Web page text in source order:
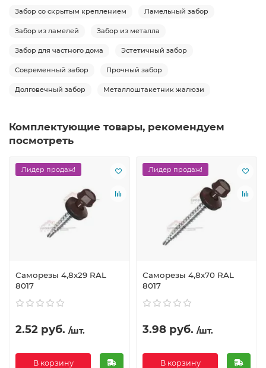
Забор со скрытым креплением Ламельный забор
Забор из ламелей Забор из металла
Забор для частного дома Эстетичный забор
Современный забор Прочный забор
Долговечный забор Металлоштакетник жалюзи
Комплектующие товары, рекомендуем
посмотреть
Лидер продаж!
Саморезы 4,8х29 RAL
8017
2.52 руб. /шт.
В корзину
Лидер продаж!
Саморезы 4,8х70 RAL
8017
3.98 руб. /шт.
В корзину